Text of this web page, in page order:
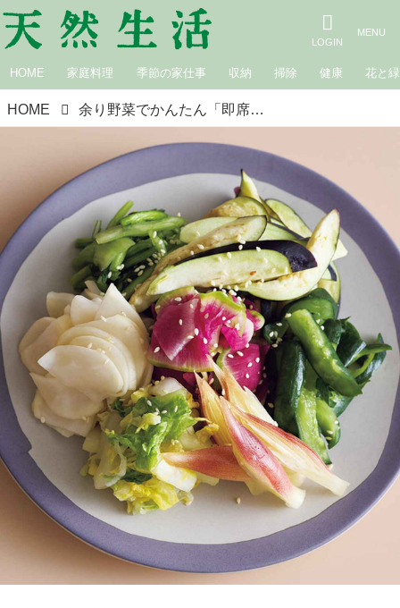
HOME 家庭料理 季節の家仕事 収納 掃除 健康 花と緑
HOME 余り野菜でかんたん「即席漬け」のつくり方。誰でも覚えやすい“しょっぱくならない”塩分ルールも／料理研究家・ワタナベマキさん